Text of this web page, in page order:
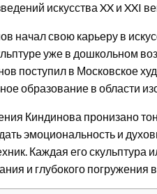
искусства XX и XXI
начал свою карьеру в
уже в дошкольном
поступил в Московское
образование в области
Киндинова пронизано
эмоциональность и
Каждая его скульптура
и глубокого погружения